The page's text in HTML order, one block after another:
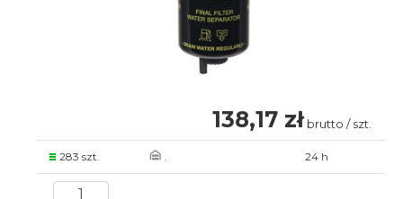
138,17 zł brutto / szt.
283 szt. . 24 h